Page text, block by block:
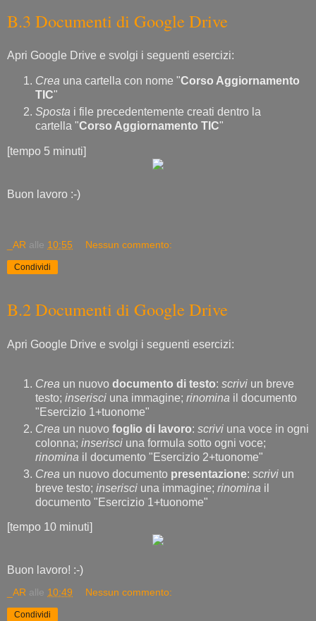
B.3 Documenti di Google Drive
Apri Google Drive e svolgi i seguenti esercizi:
Crea una cartella con nome "Corso Aggiornamento
TIC"
Sposta i file precedentemente creati dentro la
cartella "Corso Aggiornamento TIC"
[tempo 5 minuti]
Buon lavoro :-)
_AR alle 10:55 Nessun commento:
Condividi
B.2 Documenti di Google Drive
Apri Google Drive e svolgi i seguenti esercizi:
Crea un nuovo documento di testo: scrivi un breve
testo; inserisci una immagine; rinomina il documento
"Esercizio 1+tuonome"
Crea un nuovo foglio di lavoro: scrivi una voce in ogni
colonna; inserisci una formula sotto ogni voce;
rinomina il documento "Esercizio 2+tuonome"
Crea un nuovo documento presentazione: scrivi un
breve testo; inserisci una immagine; rinomina il
documento "Esercizio 1+tuonome"
[tempo 10 minuti]
Buon lavoro! :-)
_AR alle 10:49 Nessun commento:
Condividi